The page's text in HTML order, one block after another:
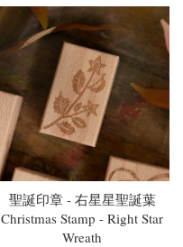
聖誕印章 - 右星星聖誕葉
Christmas Stamp - Right Star
Wreath